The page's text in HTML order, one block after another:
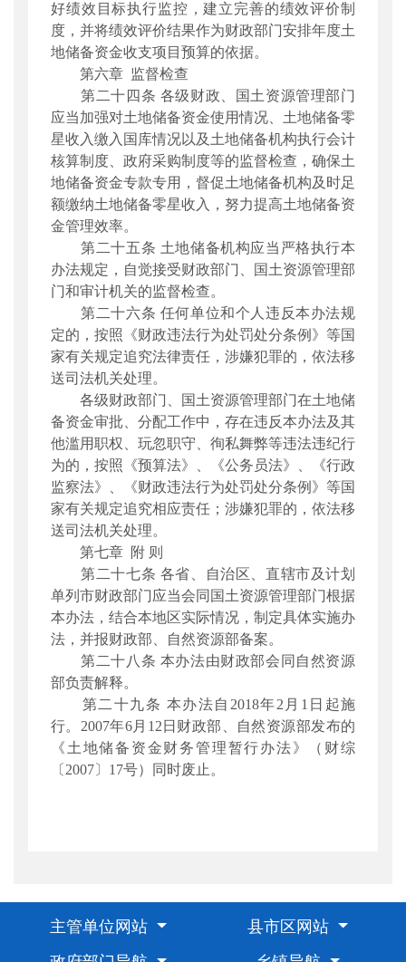
好绩效目标执行监控，建立完善的绩效评价制
度，并将绩效评价结果作为财政部门安排年度土
地储备资金收支项目预算的依据。
第六章 监督检查
第二十四条 各级财政、国土资源管理部门
应当加强对土地储备资金使用情况、土地储备零
星收入缴入国库情况以及土地储备机构执行会计
核算制度、政府采购制度等的监督检查，确保土
地储备资金专款专用，督促土地储备机构及时足
额缴纳土地储备零星收入，努力提高土地储备资
金管理效率。
第二十五条 土地储备机构应当严格执行本
办法规定，自觉接受财政部门、国土资源管理部
门和审计机关的监督检查。
第二十六条 任何单位和个人违反本办法规
定的，按照《财政违法行为处罚处分条例》等国
家有关规定追究法律责任，涉嫌犯罪的，依法移
送司法机关处理。
各级财政部门、国土资源管理部门在土地储
备资金审批、分配工作中，存在违反本办法及其
他滥用职权、玩忽职守、徇私舞弊等违法违纪行
为的，按照《预算法》、《公务员法》、《行政
监察法》、《财政违法行为处罚处分条例》等国
家有关规定追究相应责任；涉嫌犯罪的，依法移
送司法机关处理。
第七章 附 则
第二十七条 各省、自治区、直辖市及计划
单列市财政部门应当会同国土资源管理部门根据
本办法，结合本地区实际情况，制定具体实施办
法，并报财政部、自然资源部备案。
第二十八条 本办法由财政部会同自然资源
部负责解释。
第二十九条 本办法自2018年2月1日起施
行。2007年6月12日财政部、自然资源部发布的
《土地储备资金财务管理暂行办法》（财综
〔2007〕17号）同时废止。
主管单位网站
县市区网站